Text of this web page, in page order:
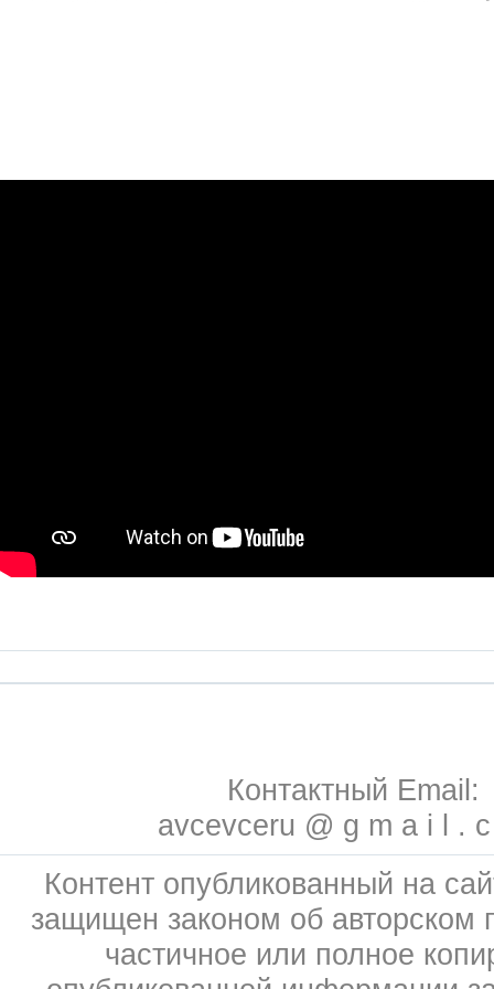
Контактный Email:
avcevceru @ g m a i l .
Контент опубликованный на
защищен законом об авторском
частичное или полное